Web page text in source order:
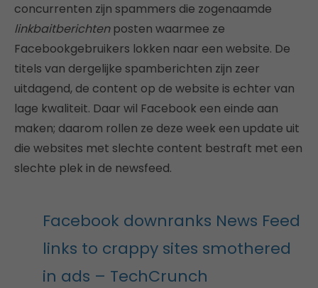
concurrenten zijn spammers die zogenaamde
linkbaitberichtenposten waarmee ze
Facebookgebruikers lokken naar een website. De
titels van dergelijke spamberichten zijn zeer
uitdagend, de content op de website is echter van
lage kwaliteit. Daar wil Facebook een einde aan
maken; daarom rollen ze deze week een update uit
die websites met slechte content bestraft met een
slechte plek in de newsfeed.
Facebook downranks News Feed
links to crappy sites smothered
in ads – TechCrunch